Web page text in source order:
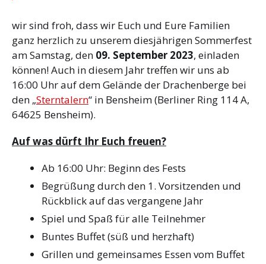
wir sind froh, dass wir Euch und Eure Familien
ganz herzlich zu unserem diesjährigen Sommerfest
am Samstag, den 09. September 2023, einladen
können! Auch in diesem Jahr treffen wir uns ab
16:00 Uhr auf dem Gelände der Drachenberge bei
den „Sterntalern“ in Bensheim (Berliner Ring 114 A,
64625 Bensheim).
Auf was dürft Ihr Euch freuen?
Ab 16:00 Uhr: Beginn des Fests
Begrüßung durch den 1. Vorsitzenden und
Rückblick auf das vergangene Jahr
Spiel und Spaß für alle Teilnehmer
Buntes Buffet (süß und herzhaft)
Grillen und gemeinsames Essen vom Buffet